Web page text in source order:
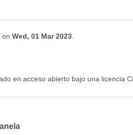
on Wed, 01 Mar 2023
en acceso abierto bajo una licencia